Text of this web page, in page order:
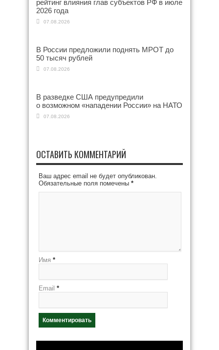
рейтинг влияния глав субъектов РФ в июле
2026 года
07.08.2026
В России предложили поднять МРОТ до
50 тысяч рублей
07.08.2026
В разведке США предупредили
о возможном «нападении России» на НАТО
07.08.2026
ОСТАВИТЬ КОММЕНТАРИЙ
Ваш адрес email не будет опубликован.
Обязательные поля помечены *
Имя *
Email *